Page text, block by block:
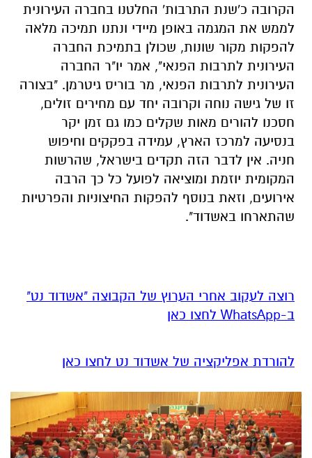
הקרובה כ'שנת התרבות' החלטנו בחברה העירונית
לממש את המגמה באופן מיידי ונתנו תמיכה מלאה
להפקות מקור שונות, שכולן בתמיכת החברה
העירונית לתרבות הפנאי", אמר יו"ר החברה
העירונית לתרבות הפנאי, מר בוריס גיטרמן. "בצורה
זו של גישה נוחה וקרובה יחד עם מחירים זולים,
חסכנו להורים מאות שקלים כמו גם זמן יקר
בנסיעה למרכז הארץ, עמידה בפקקים וחיפוש
חניה. אין לדבר הזה תקדים בישראל, שהרשות
המקומית יוזמת ומוציאה לפועל כל כך הרבה
אירועים, וזאת בנוסף להפקות החיצוניות והפרטיות
שהתארחו באשדוד".
רוצה לעקוב אחרי הערוץ של הקבוצה "אשדוד נט"
ב-WhatsApp לחצו כאן
להורדת אפליקציה של אשדוד נט לחצו כאן